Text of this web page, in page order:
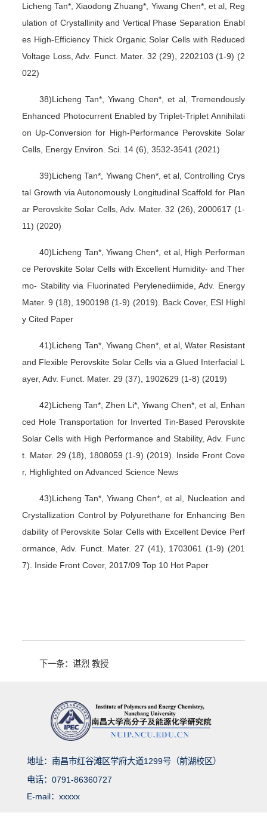
Licheng Tan*, Xiaodong Zhuang*, Yiwang Chen*, et al, Reg
ulation of Crystallinity and Vertical Phase Separation Enabl
es High-Efficiency Thick Organic Solar Cells with Reduced
Voltage Loss, Adv. Funct. Mater. 32 (29), 2202103 (1-9) (2
022)
38)Licheng Tan*, Yiwang Chen*, et al, Tremendously
Enhanced Photocurrent Enabled by Triplet-Triplet Annihilati
on Up-Conversion for High-Performance Perovskite Solar
Cells, Energy Environ. Sci. 14 (6), 3532-3541 (2021)
39)Licheng Tan*, Yiwang Chen*, et al, Controlling Crys
tal Growth via Autonomously Longitudinal Scaffold for Plan
ar Perovskite Solar Cells, Adv. Mater. 32 (26), 2000617 (1-
11) (2020)
40)Licheng Tan*, Yiwang Chen*, et al, High Performan
ce Perovskite Solar Cells with Excellent Humidity- and Ther
mo- Stability via Fluorinated Perylenediimide, Adv. Energy
Mater. 9 (18), 1900198 (1-9) (2019). Back Cover, ESI Highl
y Cited Paper
41)Licheng Tan*, Yiwang Chen*, et al, Water Resistant
and Flexible Perovskite Solar Cells via a Glued Interfacial L
ayer, Adv. Funct. Mater. 29 (37), 1902629 (1-8) (2019)
42)Licheng Tan*, Zhen Li*, Yiwang Chen*, et al, Enhan
ced Hole Transportation for Inverted Tin-Based Perovskite
Solar Cells with High Performance and Stability, Adv. Func
t. Mater. 29 (18), 1808059 (1-9) (2019). Inside Front Cove
r, Highlighted on Advanced Science News
43)Licheng Tan*, Yiwang Chen*, et al, Nucleation and
Crystallization Control by Polyurethane for Enhancing Ben
dability of Perovskite Solar Cells with Excellent Device Perf
ormance, Adv. Funct. Mater. 27 (41), 1703061 (1-9) (201
7). Inside Front Cover, 2017/09 Top 10 Hot Paper
下一条：谌烈 教授
地址：南昌市红谷滩区学府大道1299号（前湖校区）
电话：0791-86360727
E-mail：xxxxx